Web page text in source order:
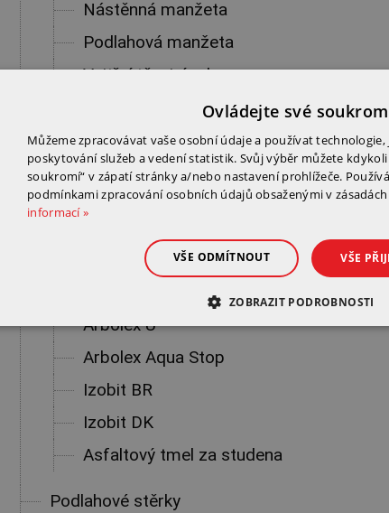
Nástěnná manžeta
Podlahová manžeta
Vnitřní těsnicí roh
Bílé deformovatelné lepidlo C2TE S1
Asfaltové hmoty
Dysperbit DN
Arbolex U
Arbolex Aqua Stop
Izobit BR
Izobit DK
Asfaltový tmel za studena
Podlahové stěrky
Ovládejte své
Můžeme zpracovávat vaše osobní údaje a používat
poskytování služeb a vedení statistik. Svůj výběr můžete
soukromí“ v zápatí stránky a/nebo nastavení prohlížeče.
podmínkami zpracování osobních údajů obsaženými v
informací »
VŠE
VŠE ODMÍTNOUT
ZOBRAZIT PODROBNOSTI